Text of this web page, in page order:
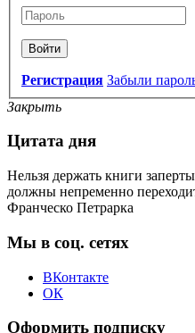
Войти
Регистрация Забыли
Закрыть
Цитата дня
Нельзя держать книги
должны непременно
Франческо Петрарка
Мы в соц. сетях
ВКонтакте
ОК
Оформить подписку